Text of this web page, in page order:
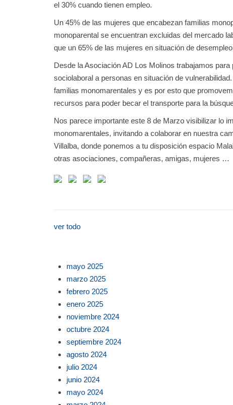
el 30% cuando tienen empleo.
Un 45% de las mujeres que encabezan familias
monoparental se encuentran excluidas del mercado
que un 65% de las mujeres en situación de
Desde la Asociación AD Los Molinos trabajamos
sociolaboral a personas en situación de
familias monomarentales y es por esto que
recursos para poder becar el transporte para la
Nos parece importante este 8 de Marzo visibilizar lo
monomarentales, invitando a colaborar en nuestra
Villalba, donde ponemos a tu disposición espacio
otras asociaciones, compañeras, amigas, mujeres …
ver todo
mayo 2025
marzo 2025
febrero 2025
enero 2025
noviembre 2024
octubre 2024
septiembre 2024
agosto 2024
julio 2024
junio 2024
mayo 2024